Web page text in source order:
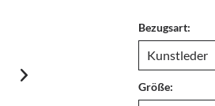
Bezugsart:
Größe: